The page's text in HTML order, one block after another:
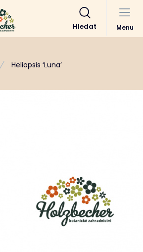
Hledat Menu
Heliopsis ‘Luna’